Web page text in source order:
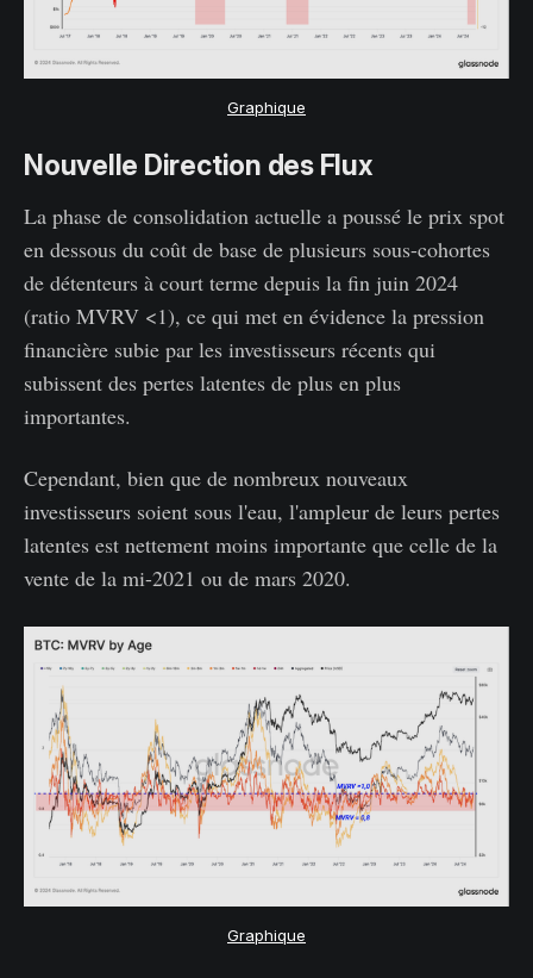
Graphique
Nouvelle Direction des Flux
La phase de consolidation actuelle a poussé le prix spot
en dessous du coût de base de plusieurs sous-cohortes
de détenteurs à court terme depuis la fin juin 2024
(ratio MVRV <1), ce qui met en évidence la pression
financière subie par les investisseurs récents qui
subissent des pertes latentes de plus en plus
importantes.
Cependant, bien que de nombreux nouveaux
investisseurs soient sous l'eau, l'ampleur de leurs pertes
latentes est nettement moins importante que celle de la
vente de la mi-2021 ou de mars 2020.
Graphique